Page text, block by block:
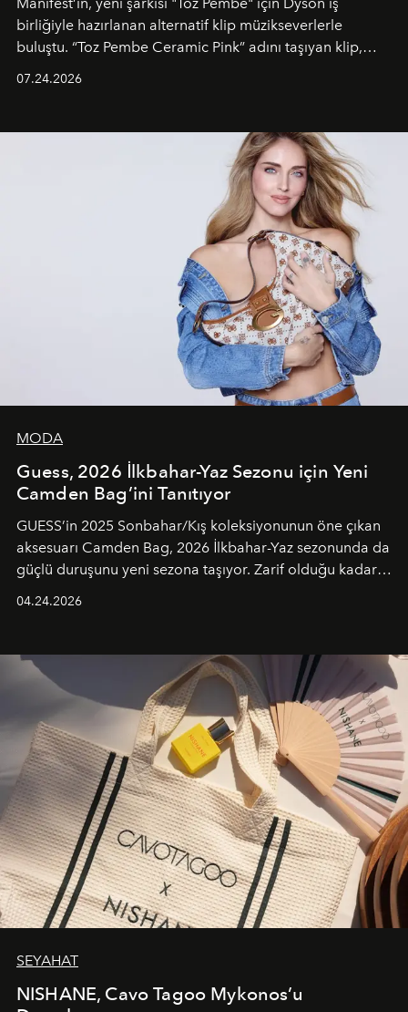
birliğiyle hazırlanan alternatif klip müzikseverlerle
buluştu. “Toz Pembe Ceramic Pink” adını taşıyan klip,
unsurlarından biri olarak öne çıkıyor.
07.24.2026
MODA
Guess, 2026 İlkbahar-Yaz Sezonu için Yeni
Camden Bag’ini Tanıtıyor
GUESS’in 2025 Sonbahar/Kış koleksiyonunun öne çıkan
aksesuarı Camden Bag, 2026 İlkbahar-Yaz sezonunda da
güçlü duruşunu yeni sezona taşıyor. Zarif olduğu kadar
04.24.2026
SEYAHAT
NISHANE, Cavo Tagoo Mykonos’u